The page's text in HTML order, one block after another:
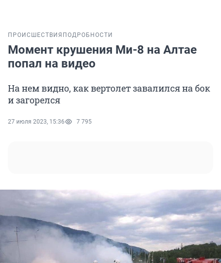
ПРОИСШЕСТВИЯ ПОДРОБНОСТИ
Момент крушения Ми-8 на Алтае
попал на видео
На нем видно, как вертолет завалился на бок
и загорелся
27 июля 2023, 15:36 7 795